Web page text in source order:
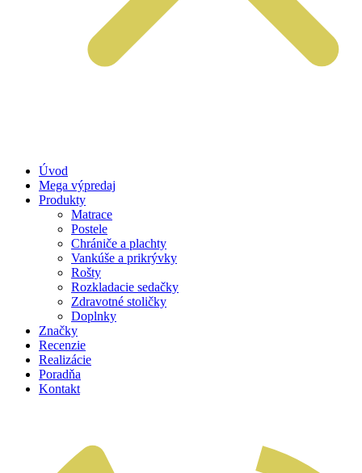
Úvod
Mega výpredaj
Produkty
Matrace
Postele
Chrániče a plachty
Vankúše a prikrývky
Rošty
Rozkladacie sedačky
Zdravotné stoličky
Doplnky
Značky
Recenzie
Realizácie
Poradňa
Kontakt